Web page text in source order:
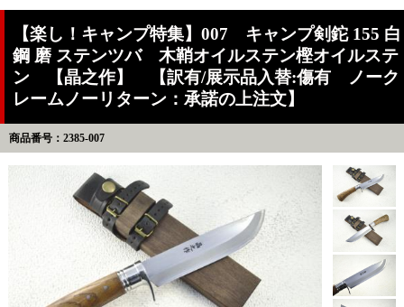
【楽し！キャンプ特集】007 キャンプ剣鉈 155 白
鋼 磨 ステンツバ 木鞘オイルステン樫オイルステ
ン 【晶之作】 【訳有/展示品入替:傷有 ノーク
レームノーリターン：承諾の上注文】
商品番号：2385-007